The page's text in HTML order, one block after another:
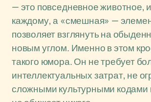
— это повседневное животное,
каждому, а «смешная» —
позволяет взглянуть на
новым углом. Именно в этом
такого юмора. Он не требует
интеллектуальных затрат, не
сложными культурными кодами